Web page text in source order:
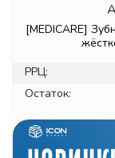
[MEDICARE]
РРЦ:
Остаток: